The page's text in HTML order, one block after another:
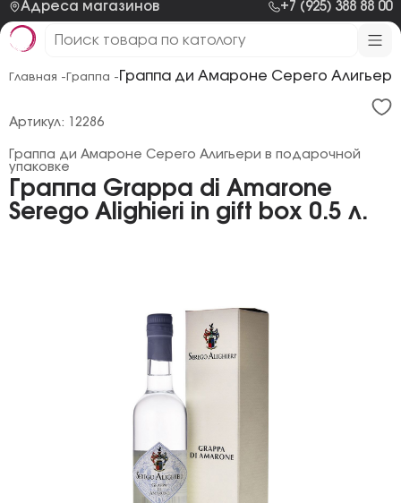
Адреса магазинов +7 (925) 388 88 00
Главная - Граппа - Граппа ди Амароне Серего
Граппа Grappa di Amarone
Serego Alighieri in gift box 0.5 л.
Граппа ди Амароне Серего Алигьери в подарочной
упаковке
Артикул: 12286